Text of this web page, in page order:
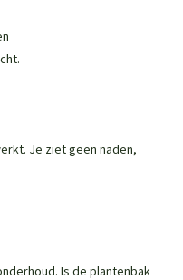
Je ziet geen naden,
Is de plantenbak